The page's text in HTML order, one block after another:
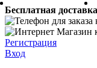
Бесплатная
Регистрация
Вход